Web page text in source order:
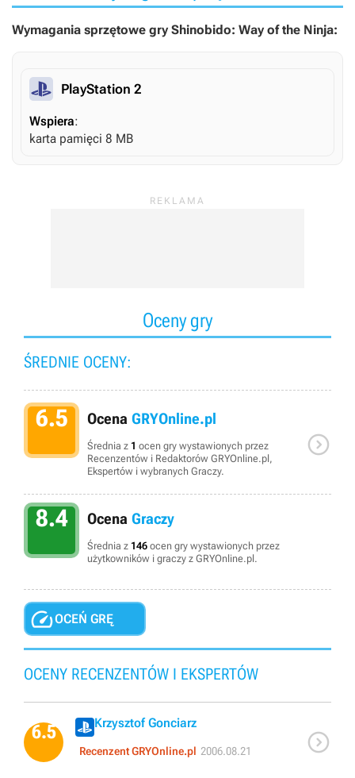
Wymagania sprzętowe gry Shinobido: Way of the Ninja:
PlayStation 2
Wspiera:
karta pamięci 8 MB
Oceny gry
ŚREDNIE OCENY:
6.5 Ocena GRYOnline.pl
Średnia z 1 ocen gry wystawionych przez
Recenzentów i Redaktorów GRYOnline.pl,
Ekspertów i wybranych Graczy.

8.4 Ocena Graczy
Średnia z 146 ocen gry wystawionych przez
użytkowników i graczy z GRYOnline.pl.
OCEŃ GRĘ
OCENY RECENZENTÓW I EKSPERTÓW
6.5 Krzysztof Gonciarz
Recenzent GRYOnline.pl 2006.08.21 